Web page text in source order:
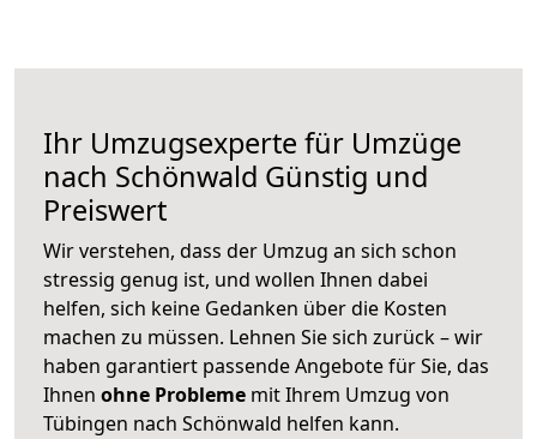
Ihr Umzugsexperte für Umzüge
nach Schönwald Günstig und
Preiswert
Wir verstehen, dass der Umzug an sich schon
stressig genug ist, und wollen Ihnen dabei
helfen, sich keine Gedanken über die Kosten
machen zu müssen. Lehnen Sie sich zurück – wir
haben garantiert passende Angebote für Sie, das
Ihnen ohne Probleme mit Ihrem Umzug von
Tübingen nach Schönwald helfen kann.